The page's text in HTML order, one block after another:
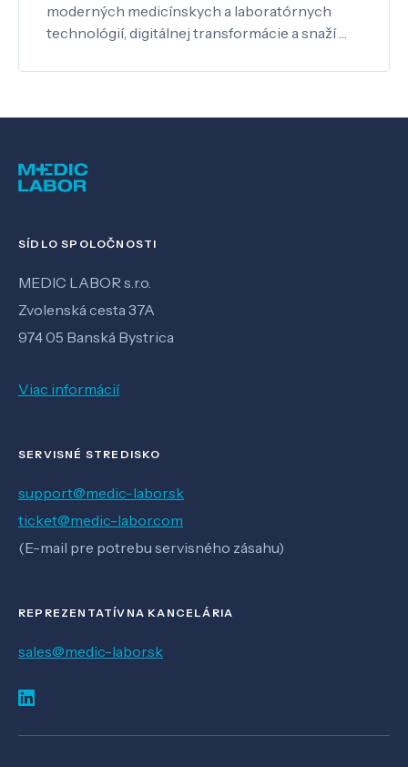
moderných medicínskych a laboratórnych
technológií, digitálnej transformácie a snaží …
SÍDLO SPOLOČNOSTI
MEDIC LABOR s.r.o.
Zvolenská cesta 37A
974 05 Banská Bystrica
Viac informácií
SERVISNÉ STREDISKO
support@medic-labor.sk
ticket@medic-labor.com
(E-mail pre potrebu servisného zásahu)
REPREZENTATÍVNA KANCELÁRIA
sales@medic-labor.sk